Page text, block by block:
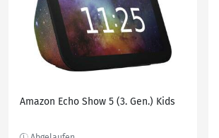
Amazon Echo Show 5 (3. Gen.) Kids